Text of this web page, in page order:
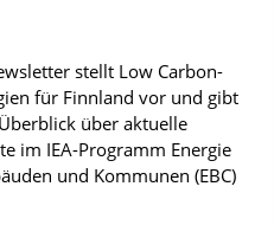
stellt Low Carbon-
für Finnland vor und gibt
über aktuelle
im IEA-Programm Energie
und Kommunen (EBC)